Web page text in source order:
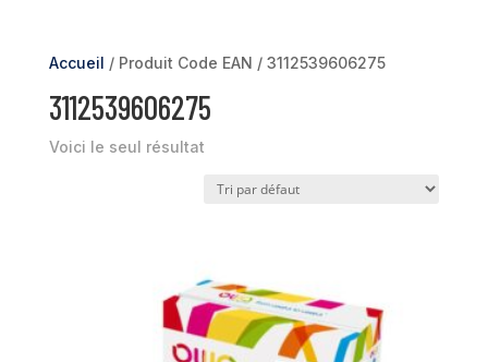
Accueil / Produit Code EAN / 3112539606275
3112539606275
Voici le seul résultat